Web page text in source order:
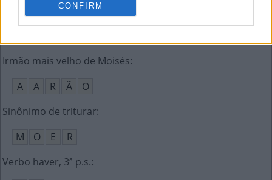
CONFIRM
Expira de modo a desobstruir o nariz
Irmão mais velho de Moisés:
A
A R Ã
O
Sinônimo de triturar:
M
O E
R
Verbo haver, 3ª p.s.: